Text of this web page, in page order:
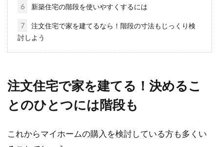
が使う重要な...
新築・リフォームするなら窓のデザ
新築やリフォームをする際に、家全体のデザイ
ンにこだわりたい方が増えています。その中で
6 新築住宅の階段を使いやすくするには
7
注文住宅で家を建てるなら！階段の寸法もじっくり検
討しよう
注文住宅で家を建てる！決めるこ
とのひとつには階段も
これからマイホームの購入を検討している方も多くい